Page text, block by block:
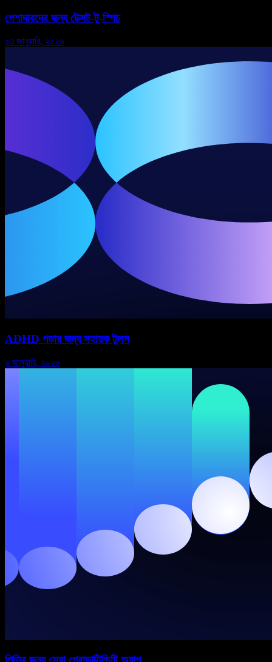
পেশাদারদের জন্য টেক্সট-টু-স্পিচ
১৩ জানুয়ারি, ২০২৬
ADHD পড়ার জন্য সহায়ক টুলস
৯ জানুয়ারি, ২০২৬